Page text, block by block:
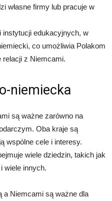
własne firmy lub pracuje w
instytucji edukacyjnych, w
co umożliwia Polakom
relacji z Niemcami.
niemiecka
są ważne zarówno na
Oba kraje są
wspólne cele i interesy.
wiele dziedzin, takich jak
wiele innych.
a Niemcami są ważne dla